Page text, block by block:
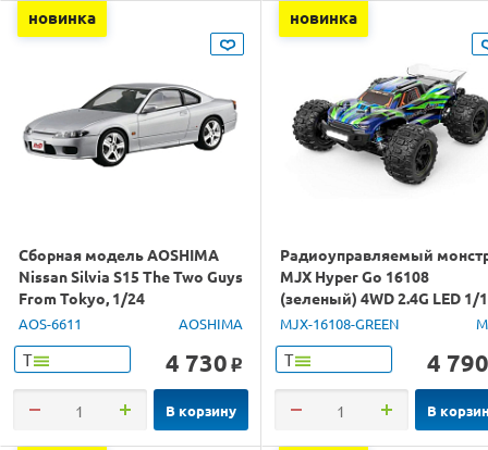
новинка
Сборная модель AOSHIMA
Nissan Silvia S15 The Two Guys
From Tokyo, 1/24
AOS-6611 AOSHIMA
Т 4 730 o
В корзину
новинка
Радиоуправляемый
MJX Hyper Go 16108
(зеленый) 4WD 2.4G LED 1/
RTR
MJX-16108-GREEN
Т 4 790
В